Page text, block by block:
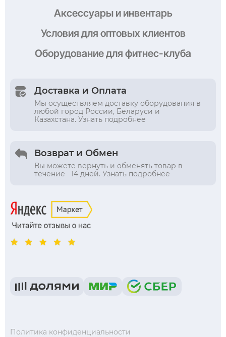
Аксессуары и инвентарь
Условия для оптовых клиентов
Оборудованиедля фитнес-клуба
Доставка и Оплата
Мы осуществляем доставку оборудования в
любой город России, Беларуси и
Казахстана. Узнать подробнее
Возврат и Обмен
Вы можете вернуть и обменять товар в
течение 14 дней. Узнать подробнее
Политика конфиденциальности